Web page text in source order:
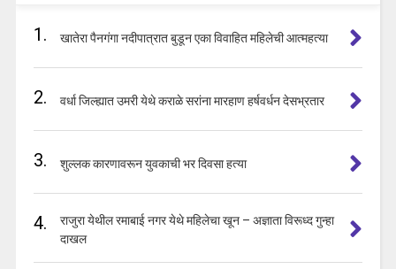
1. खातेरा पैनगंगा नदीपात्रात बुडून एका विवाहित महिलेची आत्महत्या
2. वर्धा जिल्ह्यात उमरी येथे कराळे सरांना मारहाण हर्षवर्धन देसभ्रतार
3. शुल्लक कारणावरून युवकाची भर दिवसा हत्या
4.
राजुरा येथील रमाबाई नगर येथे महिलेचा खून – अज्ञाता विरूध्द गुन्हा
दाखल